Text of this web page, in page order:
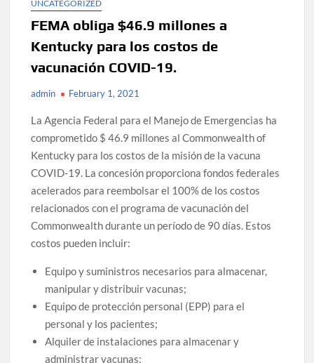
UNCATEGORIZED
FEMA obliga $46.9 millones a
Kentucky para los costos de
vacunación COVID-19.
admin February 1, 2021
La Agencia Federal para el Manejo de Emergencias ha
comprometido $ 46.9 millones al Commonwealth of
Kentucky para los costos de la misión de la vacuna
COVID-19. La concesión proporciona fondos federales
acelerados para reembolsar el 100% de los costos
relacionados con el programa de vacunación del
Commonwealth durante un período de 90 días. Estos
costos pueden incluir:
Equipo y suministros necesarios para almacenar,
manipular y distribuir vacunas;
Equipo de protección personal (EPP) para el
personal y los pacientes;
Alquiler de instalaciones para almacenar y
administrar vacunas;